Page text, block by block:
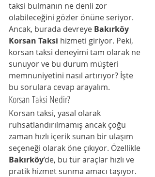
taksi bulmanın ne denli zor
olabileceğini gözler önüne seriyor.
Ancak, burada devreye Bakırköy
Korsan Taksi hizmeti giriyor. Peki,
korsan taksi deneyimi tam olarak ne
sunuyor ve bu durum müşteri
memnuniyetini nasıl artırıyor? İşte
bu sorulara cevap arayalım.
Korsan Taksi Nedir?
Korsan taksi, yasal olarak
ruhsatlandırılmamış ancak çoğu
zaman hızlı içerik sunan bir ulaşım
seçeneği olarak öne çıkıyor. Özellikle
Bakırköy’de, bu tür araçlar hızlı ve
pratik hizmet sunma amacı taşıyor.